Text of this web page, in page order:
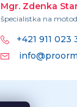
Mgr. Zdenka
špecialistka na
+421 911 023